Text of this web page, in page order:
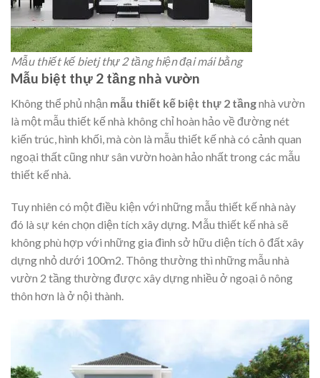
Mẫu thiết kế bietj thự 2 tầng hiện đại mái bằng
Mẫu biệt thự 2 tầng nhà vườn
Không thể phủ nhận mẫu thiết kế biệt thự 2 tầngnhà vườn
là một mẫu thiết kế nhà không chỉ hoàn hảo về đường nét
kiến trúc, hình khối, mà còn là mẫu thiết kế nhà có cảnh quan
ngoại thất cũng như sân vườn hoàn hảo nhất trong các mẫu
thiết kế nhà.
Tuy nhiên có một điều kiện với những mẫu thiết kế nhà này
đó là sự kén chọn diện tích xây dựng. Mẫu thiết kế nhà sẽ
không phù hợp với những gia đình sở hữu diện tích ô đất xây
dựng nhỏ dưới 100m2. Thông thường thì những mẫu nhà
vườn 2 tầng thường được xây dựng nhiều ở ngoại ô nông
thôn hơn là ở nội thành.